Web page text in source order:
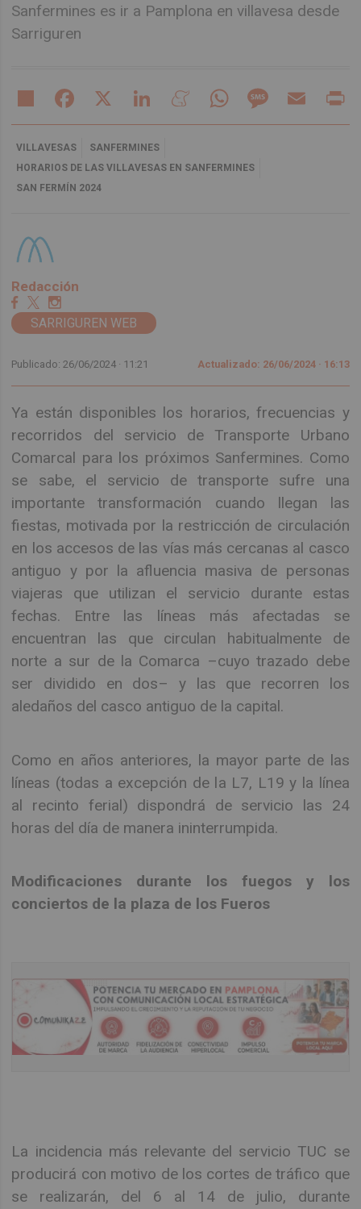
Sanfermines es ir a Pamplona en villavesa desde
Sarriguren
Share Facebook LinkedIn MeneameWhatsAppMessageEmail
VILLAVESAS
SANFERMINES
HORARIOS DE LAS VILLAVESAS EN SANFERMINES
SAN FERMÍN 2024
Redacción
SARRIGUREN WEB
Publicado: 26/06/2024 · 11:21 Actualizado: 26/06/2024 · 16:13
Ya están disponibles los horarios, frecuencias y
recorridos del servicio de Transporte Urbano
Comarcal para los próximos Sanfermines. Como
se sabe, el servicio de transporte sufre una
importante transformación cuando llegan las
fiestas, motivada por la restricción de circulación
en los accesos de las vías más cercanas al casco
antiguo y por la afluencia masiva de personas
viajeras que utilizan el servicio durante estas
fechas. Entre las líneas más afectadas se
encuentran las que circulan habitualmente de
norte a sur de la Comarca –cuyo trazado debe
ser dividido en dos– y las que recorren los
aledaños del casco antiguo de la capital.
Como en años anteriores, la mayor parte de las
líneas (todas a excepción de la L7, L19 y la línea
al recinto ferial) dispondrá de servicio las 24
horas del día de manera ininterrumpida.
Modificaciones durante los fuegos y los
conciertos de la plaza de los Fueros
La incidencia más relevante del servicio TUC se
producirá con motivo de los cortes de tráfico que
se realizarán, del 6 al 14 de julio, durante